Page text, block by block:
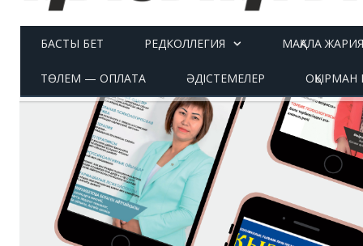
БАСТЫ БЕТ РЕДКОЛЛЕГИЯ МАҚАЛА
ТӨЛЕМ — ОПЛАТА ӘДІСТЕМЕЛЕР ОҚЫРМАН